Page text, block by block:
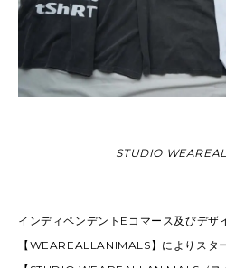
STUDIO
インディペンデントEコマース及びデザ
【WEAREALLANIMALS】によりスタ